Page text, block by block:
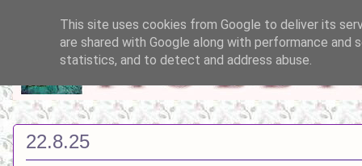
22.8.25
This site uses cookies from Google to deliver its
are shared with Google along with performance
statistics, and to detect and address abuse.